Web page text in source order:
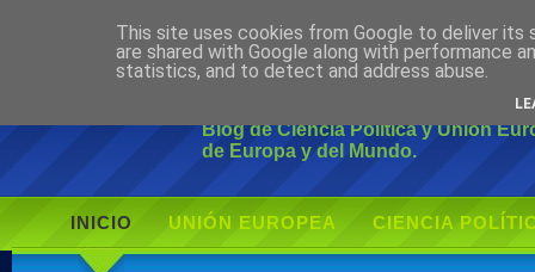
Ciudadano
Blog de Ciencia Política y Unión
de Europa y del Mundo.
INICIO UNIÓN EUROPEA CIENCIA
This site uses cookies from Google to deliver its
are shared with Google along with performance
statistics, and to detect and address abuse.